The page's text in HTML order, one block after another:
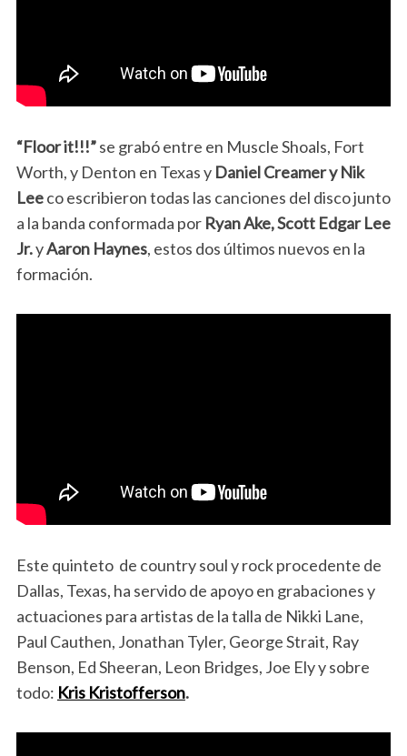
“Floor it!!!”se grabó entre en Muscle Shoals, Fort
Worth, y Denton en Texas y Daniel Creamer y Nik
Leeco escribieron todas las canciones del disco junto
a la banda conformada porRyan Ake, Scott Edgar Lee
Jr.yAaron Haynes, estos dos últimos nuevos en la
formación.
Este quinteto de country soul y rock procedente de
Dallas, Texas, ha servido de apoyo en grabaciones y
actuaciones para artistas de la talla de Nikki Lane,
Paul Cauthen, Jonathan Tyler, George Strait, Ray
Benson, Ed Sheeran, Leon Bridges, Joe Ely y sobre
todo: Kris Kristofferson.